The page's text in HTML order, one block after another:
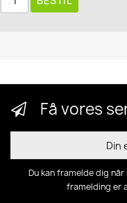
Få vores
Du kan framelde dig
framelding er